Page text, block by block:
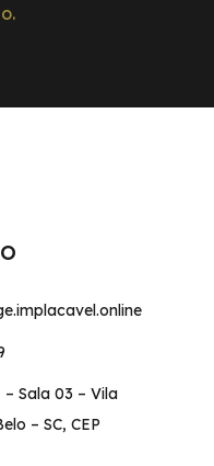
– Sala 03 – Vila
– SC, CEP